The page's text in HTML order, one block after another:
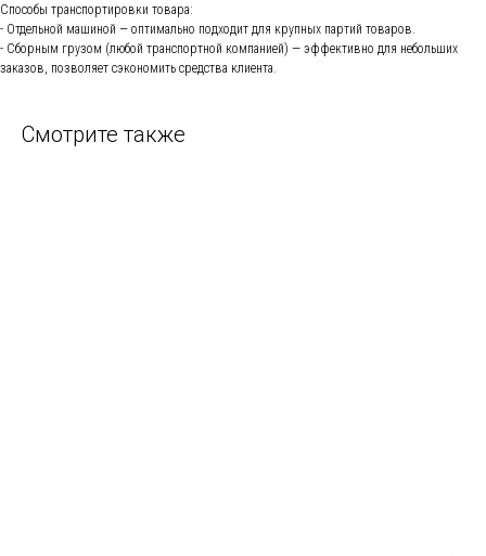
Способы транспортировки товара:
- Отдельной машиной — оптимально подходит для крупных партий товаров.
- Сборным грузом (любой транспортной компанией) — эффективно для небольших
заказов, позволяет сэкономить средства клиента.
Смотрите также